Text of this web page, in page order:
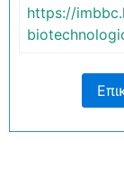
https://